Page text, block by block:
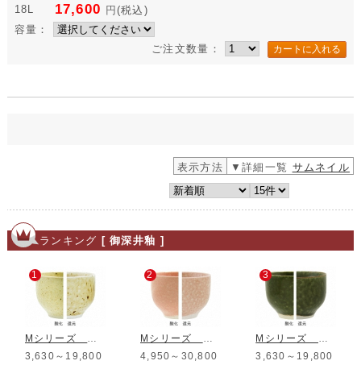
18L
17,600 円 (税込)
容量：
ご注文数量：
表示方法 ▼詳細一覧 サムネイル
ランキング [ 御深井釉 ]
1
Mシリーズ 黄斑御深井釉
3,630～19,800
2
Mシリーズ 桜御深井釉
4,950～30,800
3
Mシリーズ 織部御深井釉
3,630～19,800